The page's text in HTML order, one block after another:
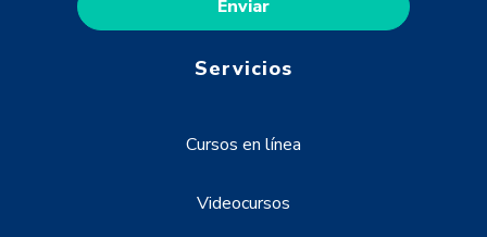
Servicios
Cursos en línea
Videocursos